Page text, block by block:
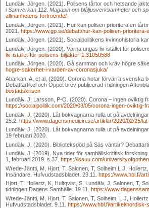
Lundälv, Jörgen. (2021). Polisens tårtor och hetsande
i Samverkan 112 Magasin om blåljusverksamheter och
allmanhetens-fortroende/
Lundälv, Jörgen. (2021). Hur kan polisen prioritera en
2021. https://www.gp.se/debatt/hur-kan-polisen-
Lundälv, Jörgen. (2021). Socialpolitikens kvinnohistoria
Lundälv, Jörgen. (2020). Värna ungas liv istället för
liv-istället-för-polisens-biljakter-1.31050588
Lundälv, Jörgen. (2020). Gå samman och kräv högre
hogre-sakerhet-i-varden-av-coronasjuka/
Abarkan, A, et al, (2020). Corona hotar förvärra svenska
Debattartikel och Öppet brev publicerad i tidningen
bostadskrisen
Lundälv, J, Larsson, P-O. (2020). Corona – ingen oviktig
https://socialpolitik.com/2020/03/05/corona-ingen-oviktig-
Lundälv, J. (2020). Låt bokvagnarna rulla ut på
25.2. https://www.dagensmedicin.se/artiklar/2020/02/25/
Lundälv, J. (2020). Låt bokvagnarna rulla ut på
19 februari 2020.
Lundälv, J. (2020). Biblioteksdöd på Säs väntar?
Lundälv, J. (2019). Nya tider för samhällskrititisk
1, februari 2019. s.37. https://issuu.com/
Wrede-Jäntti, M, Hjort, T, Salonen, T, Solheim L J,
Insändare. Hufvudstadsbladet. 23.11. https://www.hbl.fi/
Hjort, T, Hollertz, K, Hultqvist, S, Lundälv, J, Salonen, T,
tidningen Dagens Samhälle. 19.11. https://
Wrede-Jäntti, M, Hjort, T, Salonen, T, Solheim, L J,
Hufvudstadsbladet. 9.11. https://www.hbl.fi/artikel/